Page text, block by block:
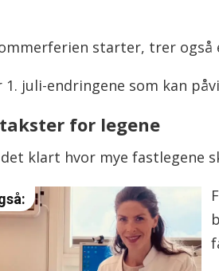
starter, trer også
1. juli-endringene som kan
for legene
klart hvor mye fastlegene